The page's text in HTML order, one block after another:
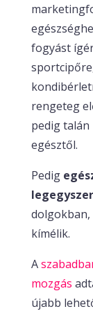
fogyást
rengeteg
pedig talán
egésztől.
Pedig
dolgokban,
kímélik.
A
mozgás
újabb